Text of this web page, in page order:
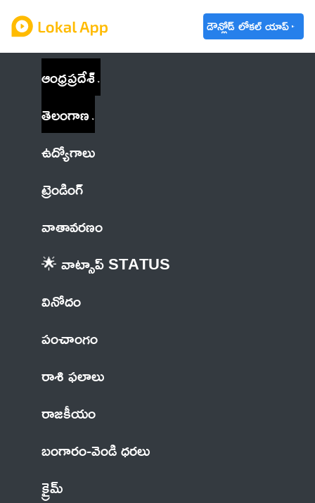
డౌన్లోడ్ లోకల్ యాప్
ఆంధ్రప్రదేశ్
తెలంగాణ
ఉద్యోగాలు
ట్రెండింగ్
వాతావరణం
🌟 వాట్సాప్ STATUS
వినోదం
పంచాంగం
రాశి ఫలాలు
రాజకీయం
బంగారం-వెండి ధరలు
క్రైమ్